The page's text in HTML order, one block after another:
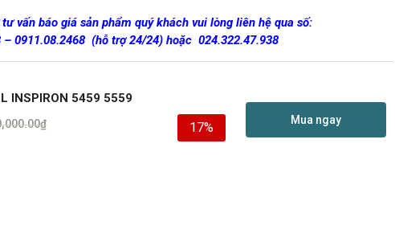
vấn báo giá sản phẩm quý khách vui lòng liên hệ qua số:
– 0911.08.2468 (hỗ trợ 24/24)hoặc024.322.47.938
INSPIRON 5459 5559
₫ 17% Mua ngay